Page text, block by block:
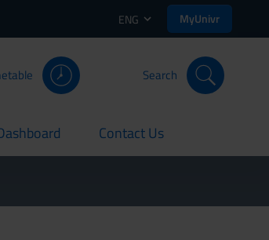
ENG MyUnivr
Search
Contact Us
current